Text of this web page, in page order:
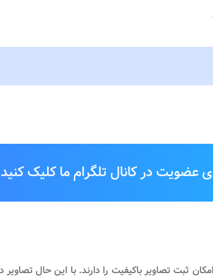
عضویت در کانال تلگرام ما کلیک کنید
ثبت تصاویر باکیفیت را دارند. با این حال